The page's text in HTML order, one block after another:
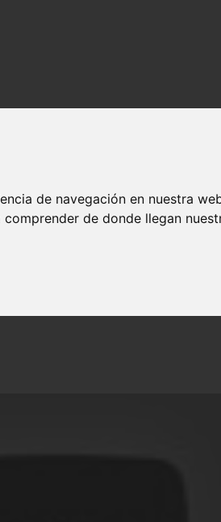
de navegación en nuestra
de donde llegan